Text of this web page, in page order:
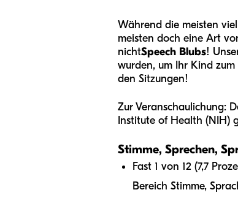
Während die meisten
meisten doch eine Art
nichtSpeech Blubs!
wurden, um Ihr Kind
den Sitzungen!
Zur Veranschaulichung:
Institute of Health (NIH)
Stimme, Sprechen,
Fast 1 von 12 (7,7
Bereich Stimme,